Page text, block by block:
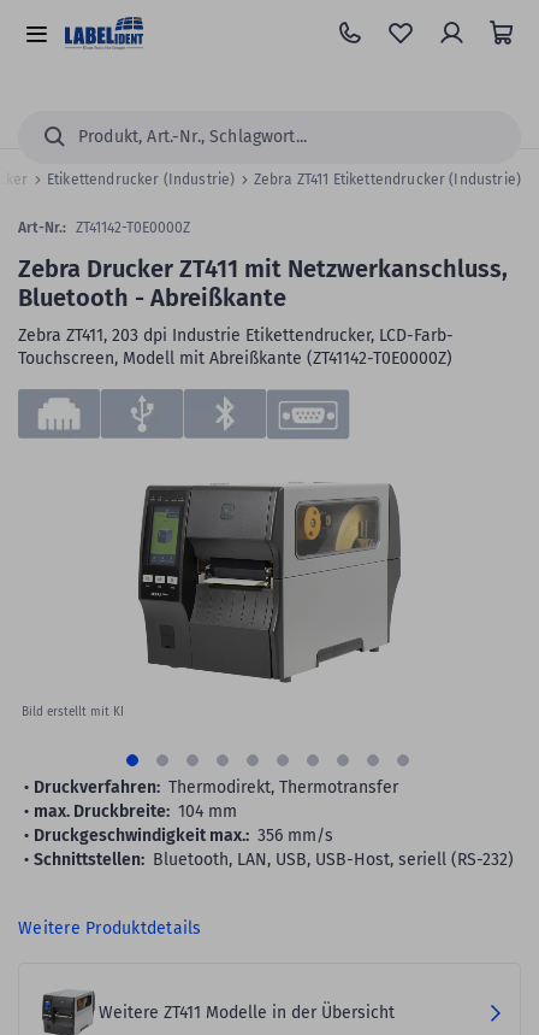
Hauptinhalt
springen
Alle
Suchen...
Etikettendrucker (Industrie) Zebra ZT411 Etikettendrucker (Industrie)
Ende
der
Bild erstellt mit KI
Skip
the
Zebra Drucker ZT411 mit Netzwerkanschluss,
Bluetooth - Abreißkante
Zebra ZT411, 203 dpi Industrie Etikettendrucker, LCD-Farb-
Touchscreen, Modell mit Abreißkante (ZT41142-T0E0000Z)
Art-Nr.: ZT41142-T0E0000Z
Druckverfahren: Thermodirekt, Thermotransfer
max. Druckbreite: 104 mm
Druckgeschwindigkeit max.: 356 mm/s
Schnittstellen: Bluetooth, LAN, USB, USB-Host, seriell (RS-232)
Weitere Produktdetails
Weitere ZT411 Modelle in der Übersicht